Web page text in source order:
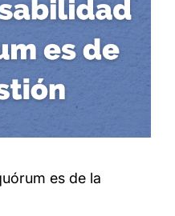
es de la